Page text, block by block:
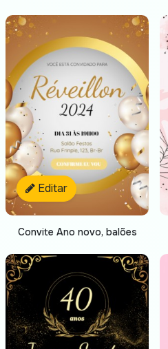
Editar
Convite Ano novo, balões